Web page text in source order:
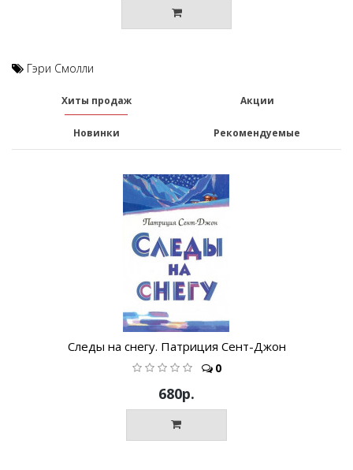
Гэри Смолли
Хиты продаж Акции
Новинки Рекомендуемые
Следы на снегу. Патриция Сент-Джон
0
680р.